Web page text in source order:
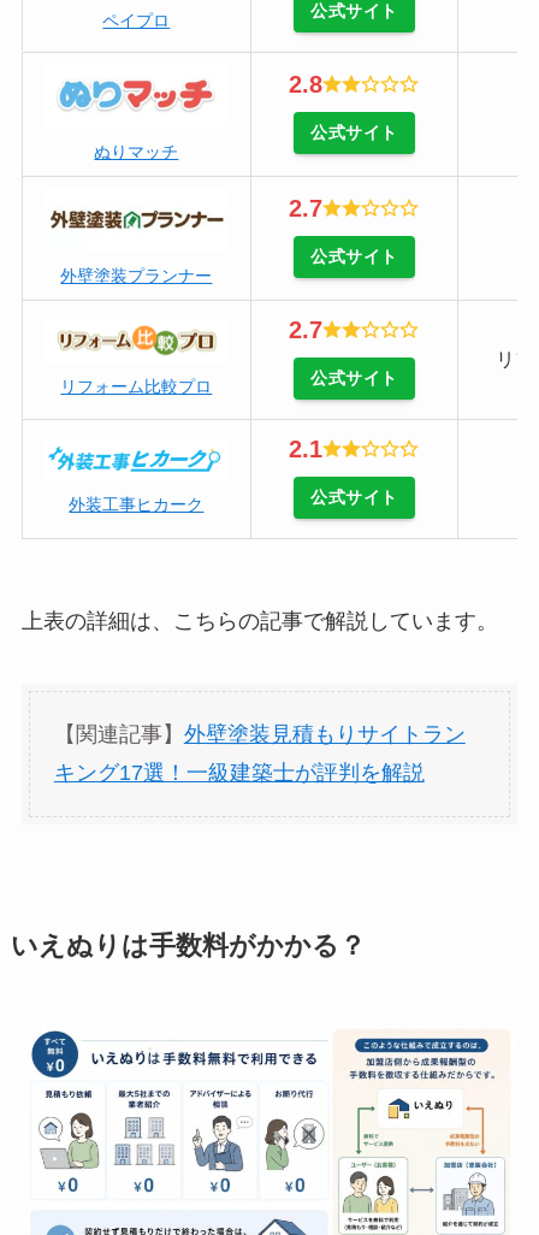
ペイプロ
公式サイト
ぬりマッチ
2.8
公式サイト
外壁塗装プランナー
2.7
公式サイト
リフォーム比較プロ
2.7
公式サイト
リ
外装工事ヒカーク
2.1
公式サイト
上表の詳細は、こちらの記事で解説しています。
【関連記事】 外壁塗装見積もりサイトラン
キング17選！一級建築士が評判を解説
いえぬりは手数料がかかる？